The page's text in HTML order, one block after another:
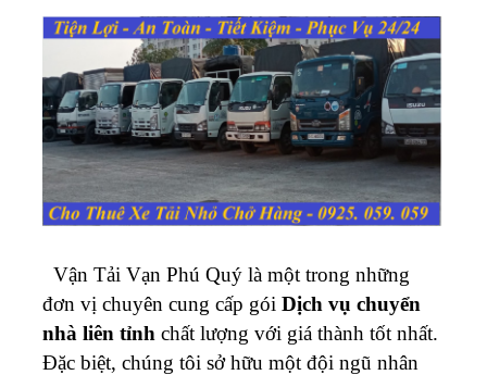
Vận Tải Vạn Phú Quý là một trong những
đơn vị chuyên cung cấp gói Dịch vụ chuyển
nhà liên tỉnh chất lượng với giá thành tốt nhất.
Đặc biệt, chúng tôi sở hữu một đội ngũ nhân